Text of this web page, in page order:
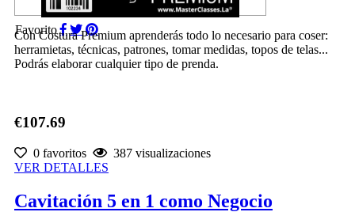
Favorito
Con Costura Premium aprenderás todo lo necesario para coser:
herramietas, técnicas, patrones, tomar medidas, topos de telas...
Podrás elaborar cualquier tipo de prenda.
€107.69
0 favoritos
387 visualizaciones
VER DETALLES
Cavitación 5 en 1 como Negocio